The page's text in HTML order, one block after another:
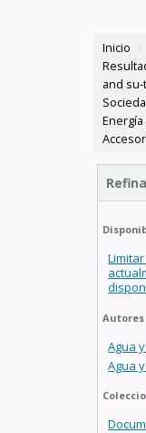
Inicio ›
and
Autores
Agua
Agua